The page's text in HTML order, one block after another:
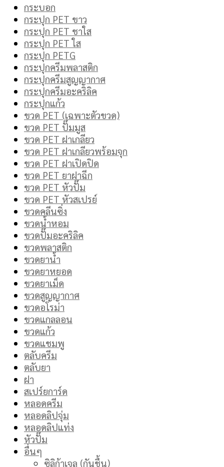
กระบอก
กระปุก PET ขาว
กระปุก PET ชาใส
กระปุก PET ใส
กระปุก PETG
กระปุกครีมพลาสติก
กระปุกครีมสูญญากาศ
กระปุกครีมอะคริลิค
กระปุกแก้ว
ขวด PET (เฉพาะตัวขวด)
ขวด PET ปั๊มมูส
ขวด PET ฝาเกลียว
ขวด PET ฝาเกลียวพร้อมจุก
ขวด PET ฝาเปิดปิด
ขวด PET ยาฝาฉีก
ขวด PET หัวปั๊ม
ขวด PET หัวสเปรย์
ขวดคลีนซิ่ง
ขวดน้ำหอม
ขวดปั๊มอะคริลิค
ขวดพลาสติก
ขวดยาน้ำ
ขวดยาหยอด
ขวดยาเม็ด
ขวดสูญญากาศ
ขวดอโรม่า
ขวดแกลลอน
ขวดแก้ว
ขวดแชมพู
ตลับครีม
ตลับยา
ฝา
สเปร์ยการ์ด
หลอดครีม
หลอดลิปจุ่ม
หลอดลิปแท่ง
หัวปั๊ม
อื่นๆ
ซิลิก้าเจล (กันชื้น)